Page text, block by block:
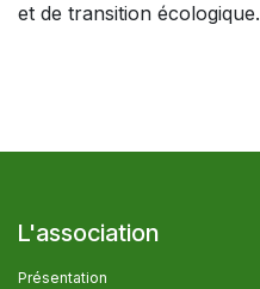
et de transition écologique.
L'association
Présentation